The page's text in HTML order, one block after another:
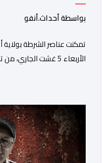
بواسطة أحداث.أنفو
تمكنت عناصر الشرطة
الأربعاء 5 غشت
بالمدينة العتيقة بمراكش،
بدعوى ممارسة نشاط مرتبط
وهي الأفعال الإجرامية